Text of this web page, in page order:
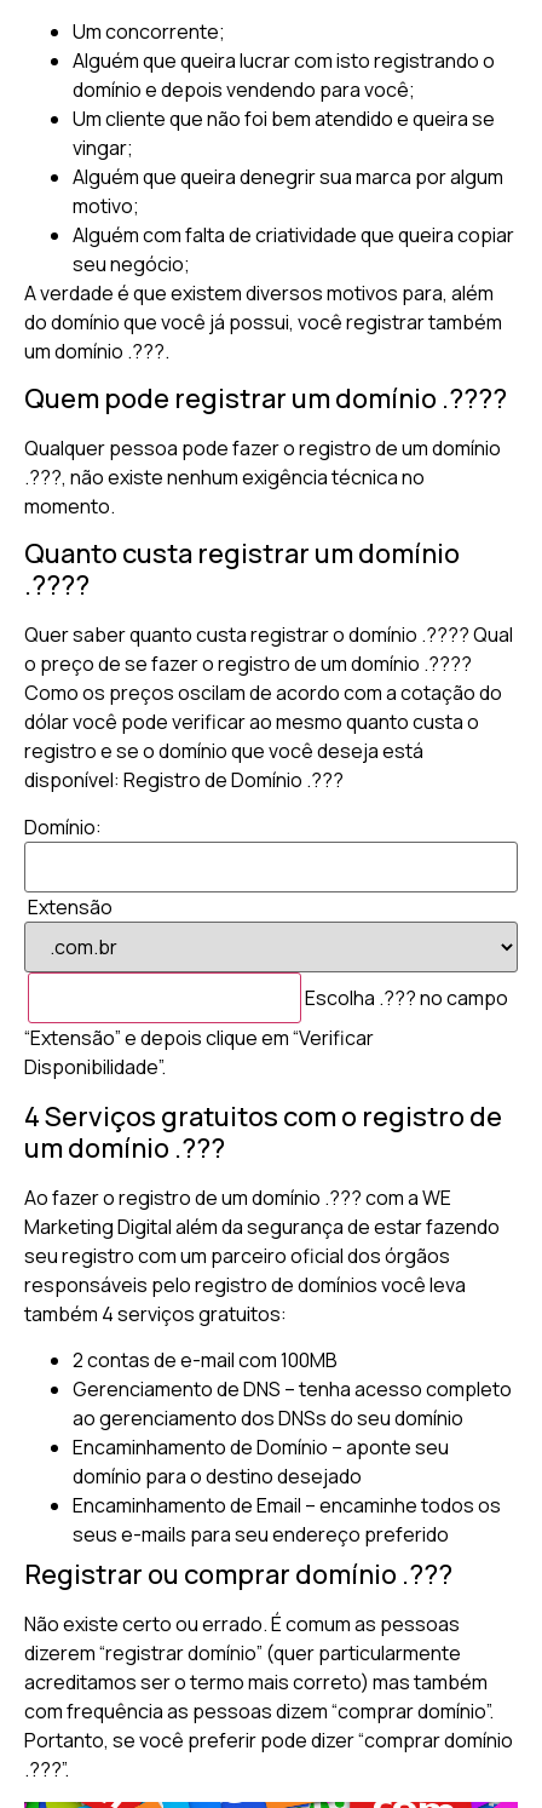
Um concorrente;
Alguém que queira lucrar com isto registrando o
domínio e depois vendendo para você;
Um cliente que não foi bem atendido e queira se
vingar;
Alguém que queira denegrir sua marca por algum
motivo;
Alguém com falta de criatividade que queira copiar
seu negócio;
A verdade é que existem diversos motivos para, além
do domínio que você já possui, você registrar também
um domínio .???.
Quem pode registrar um domínio .????
Qualquer pessoa pode fazer o registro de um domínio
.???, não existe nenhum exigência técnica no
momento.
Quanto custa registrar um domínio
.????
Quer saber quanto custa registrar o domínio .???? Qual
o preço de se fazer o registro de um domínio .????
Como os preços oscilam de acordo com a cotação do
dólar você pode verificar ao mesmo quanto custa o
registro e se o domínio que você deseja está
disponível: Registro de Domínio .???
Domínio:
Extensão
Escolha .??? no campo
“Extensão” e depois clique em “Verificar
Disponibilidade”.
4 Serviços gratuitos com o registro de
um domínio .???
Ao fazer o registro de um domínio .??? com a WE
Marketing Digital além da segurança de estar fazendo
seu registro com um parceiro oficial dos órgãos
responsáveis pelo registro de domínios você leva
também 4 serviços gratuitos:
2 contas de e-mail com 100MB
Gerenciamento de DNS – tenha acesso completo
ao gerenciamento dos DNSs do seu domínio
Encaminhamento de Domínio – aponte seu
domínio para o destino desejado
Encaminhamento de Email – encaminhe todos os
seus e-mails para seu endereço preferido
Registrar ou comprar domínio .???
Não existe certo ou errado. É comum as pessoas
dizerem “registrar domínio” (quer particularmente
acreditamos ser o termo mais correto) mas também
com frequência as pessoas dizem “comprar domínio”.
Portanto, se você preferir pode dizer “comprar domínio
.???”.